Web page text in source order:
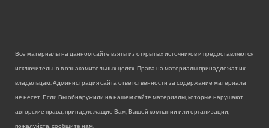
Все материалы на данном сайте взяты из открытых источников и предоставляются
исключительно в ознакомительных целях. Права на материалы принадлежат их
владельцам. Администрация сайта ответственности за содержание материала
не несет. Если Вы обнаружили на нашем сайте материалы, которые нарушают
авторские права, принадлежащие Вам, Вашей компании или организации,
пожалуйста, сообщите нам.